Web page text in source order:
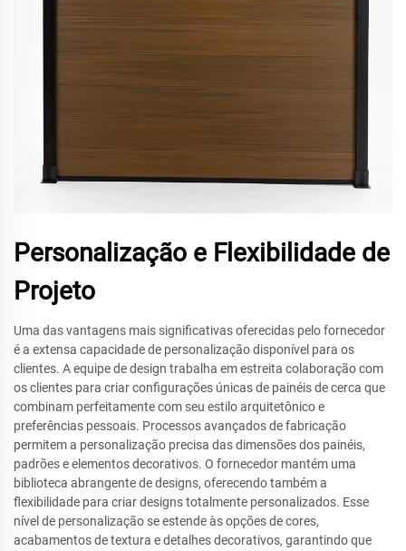
Personalização e Flexibilidade de
Projeto
Uma das vantagens mais significativas oferecidas pelo fornecedor
é a extensa capacidade de personalização disponível para os
clientes. A equipe de design trabalha em estreita colaboração com
os clientes para criar configurações únicas de painéis de cerca que
combinam perfeitamente com seu estilo arquitetônico e
preferências pessoais. Processos avançados de fabricação
permitem a personalização precisa das dimensões dos painéis,
padrões e elementos decorativos. O fornecedor mantém uma
biblioteca abrangente de designs, oferecendo também a
flexibilidade para criar designs totalmente personalizados. Esse
nível de personalização se estende às opções de cores,
acabamentos de textura e detalhes decorativos, garantindo que